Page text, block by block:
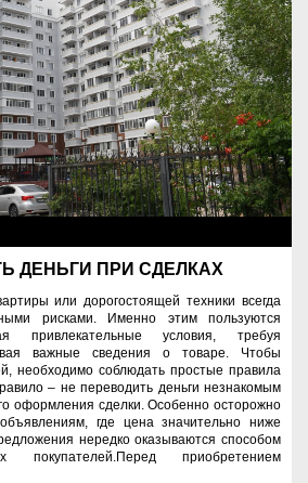
ДЕНЬГИ ПРИ СДЕЛКАХ
или дорогостоящей техники всегда
рисками. Именно этим пользуются
привлекательные условия, требуя
важные сведения о товаре. Чтобы
необходимо соблюдать простые правила
– не переводить деньги незнакомым
оформления сделки. Особенно осторожно
где цена значительно ниже
нередко оказываются способом
покупателей.Перед приобретением